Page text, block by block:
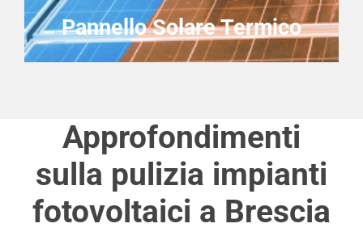
Pannello Solare Termico
Approfondimenti
sulla pulizia impianti
fotovoltaici a Brescia